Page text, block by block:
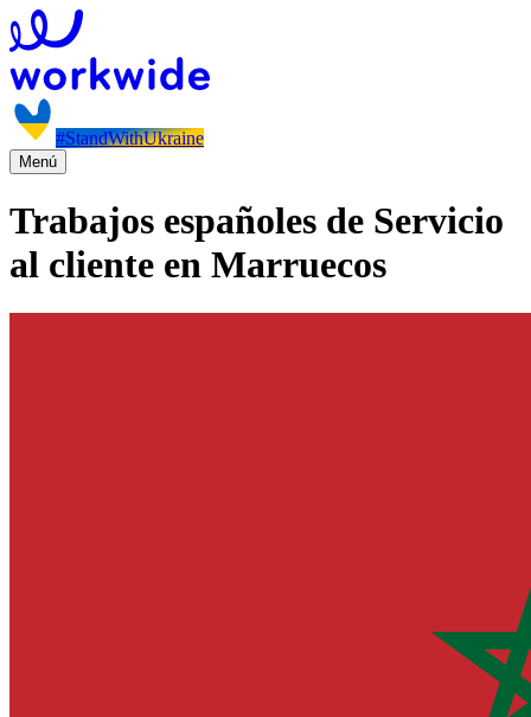
#StandWithUkraine
Menú
Trabajos españoles de Servicio
al cliente en Marruecos